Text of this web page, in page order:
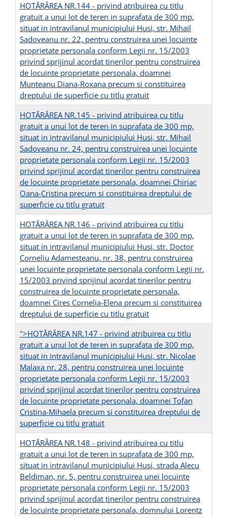
HOTĂRÂREA NR.144 - privind atribuirea cu titlu
gratuit a unui lot de teren in suprafata de 300 mp,
situat in intravilanul municipiului Husi, str. Mihail
Sadoveanu nr. 22, pentru construirea unei locuinte
proprietate personala conform Legii nr. 15/2003
privind sprijinul acordat tinerilor pentru construirea
de locuinte proprietate personala, doamnei
Munteanu Diana-Roxana precum si constituirea
dreptului de superficie cu titlu gratuit
HOTĂRÂREA NR.145 - privind atribuirea cu titlu
gratuit a unui lot de teren in suprafata de 300 mp,
situat in intravilanul municipiului Husi, str. Mihail
Sadoveanu nr. 24, pentru construirea unei locuinte
proprietate personala conform Legii nr. 15/2003
privind sprijinul acordat tinerilor pentru construirea
de locuinte proprietate personala, doamnei Chiriac
Oana-Cristina precum si constituirea dreptului de
superficie cu titlu gratuit
HOTĂRÂREA NR.146 - privind atribuirea cu titlu
gratuit a unui lot de teren in suprafata de 300 mp,
situat in intravilanul municipiului Husi, str. Doctor
Corneliu Adamesteanu, nr. 38, pentru construirea
unei locuinte proprietate personala conform Legii nr.
15/2003 privind sprijinul acordat tinerilor pentru
construirea de locuinte proprietate personala,
doamnei Cires Cornelia-Elena precum si constituirea
dreptului de superficie cu titlu gratuit
">HOTĂRÂREA NR.147 - privind atribuirea cu titlu
gratuit a unui lot de teren in suprafata de 300 mp,
situat in intravilanul municipiului Husi, str. Nicolae
Malaxa nr. 28, pentru construirea unei locuinte
proprietate personala conform Legii nr. 15/2003
privind sprijinul acordat tinerilor pentru construirea
de locuinte proprietate personala, doamnei Tofan
Cristina-Mihaela precum si constituirea dreptului de
superficie cu titlu gratuit
HOTĂRÂREA NR.148 - privind atribuirea cu titlu
gratuit a unui lot de teren in suprafata de 300 mp,
situat in intravilanul municipiului Husi, strada Alecu
Beldiman, nr. 5, pentru construirea unei locuinte
proprietate personala conform Legii nr. 15/2003
privind sprijinul acordat tinerilor pentru construirea
de locuinte proprietate personala, domnului Lorentz